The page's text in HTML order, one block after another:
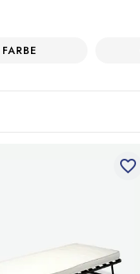
FARBE
favorite_border